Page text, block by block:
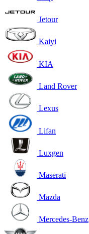
Jetour
Kaiyi
KIA
Land Rover
Lexus
Lifan
Luxgen
Maserati
Mazda
Mercedes-Benz